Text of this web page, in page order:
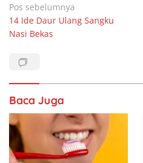
c
e
o
k
at
s
p
k
e
Navigasi
pos
Pos sebelumnya
14 Ide Daur Ulang Sangku
Nasi Bekas
Baca Juga